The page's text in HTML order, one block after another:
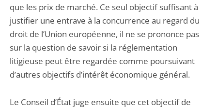
que les prix de marché. Ce seul objectif suffisant à
justifier une entrave à la concurrence au regard du
droit de l’Union européenne, il ne se prononce pas
sur la question de savoir si la réglementation
litigieuse peut être regardée comme poursuivant
d’autres objectifs d’intérêt économique général.
Le Conseil d’État juge ensuite que cet objectif de